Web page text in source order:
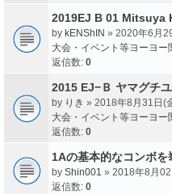
2019EJ B 01 Mitsuya
by kENShIN » 2020年6月
大会・イベント等ヨーヨー
返信数: 0
2015 EJ−Ｂ ヤマグチ
by りき » 2018年8月31日(
大会・イベント等ヨーヨー
返信数: 0
1Aの基本的なコンボを
by Shin001 » 2018年8月
返信数: 0